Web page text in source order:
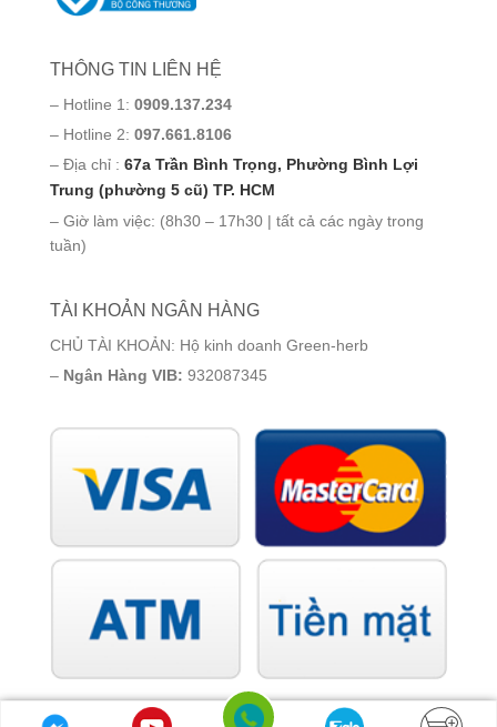
THÔNG TIN LIÊN HỆ
– Hotline 1: 0909.137.234
– Hotline 2: 097.661.8106
– Địa chỉ : 67a Trần Bình Trọng, Phường Bình Lợi
Trung (phường 5 cũ) TP. HCM
– Giờ làm việc: (8h30 – 17h30 | tất cả các ngày trong
tuần)
TÀI KHOẢN NGÂN HÀNG
CHỦ TÀI KHOẢN: Hộ kinh doanh Green-herb
– Ngân Hàng VIB: 932087345